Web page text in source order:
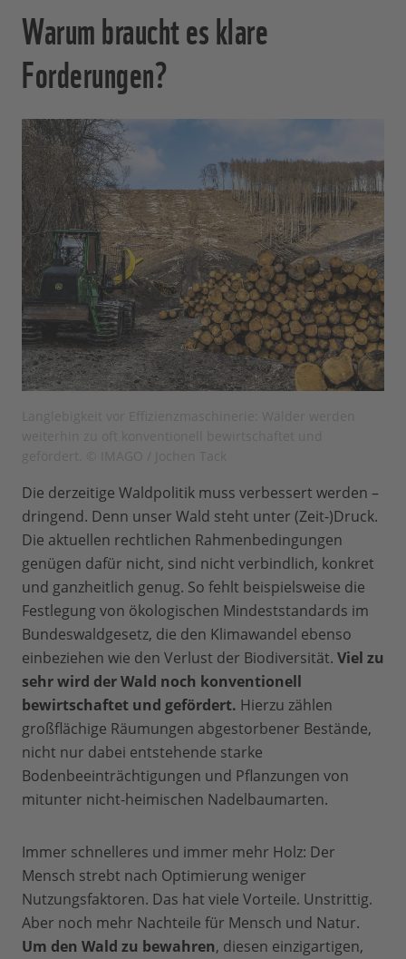
Warum braucht es klare
Forderungen?
Die derzeitige Waldpolitik muss verbessert werden –
dringend. Denn unser Wald steht unter (Zeit-)Druck.
Die aktuellen rechtlichen Rahmenbedingungen
genügen dafür nicht, sind nicht verbindlich, konkret
und ganzheitlich genug. So fehlt beispielsweise die
Festlegung von ökologischen Mindeststandards im
Bundeswaldgesetz, die den Klimawandel ebenso
einbeziehen wie den Verlust der Biodiversität. Viel zu
sehr wird der Wald noch konventionell
bewirtschaftet und gefördert. Hierzu zählen
großflächige Räumungen abgestorbener Bestände,
nicht nur dabei entstehende starke
Bodenbeeinträchtigungen und Pflanzungen von
mitunter nicht-heimischen Nadelbaumarten.
Immer schnelleres und immer mehr Holz: Der
Mensch strebt nach Optimierung weniger
Nutzungsfaktoren. Das hat viele Vorteile. Unstrittig.
Aber noch mehr Nachteile für Mensch und Natur.
Um den Wald zu bewahren, diesen einzigartigen,